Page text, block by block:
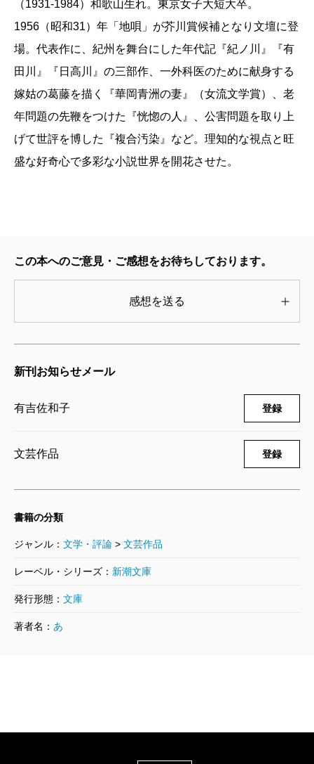
（1931-1984）和歌山生れ。東京女子大短大卒。
1956（昭和31）年「地唄」が芥川賞候補となり文壇に登
場。代表作に、紀州を舞台にした年代記『紀ノ川』『有
田川』『日高川』の三部作、一外科医のために献身する
嫁姑の葛藤を描く『華岡青洲の妻』（女流文学賞）、老
年問題の先鞭をつけた『恍惚の人』、公害問題を取り上
げて世評を博した『複合汚染』など。理知的な視点と旺
盛な好奇心で多彩な小説世界を開花させた。
この本へのご意見・ご感想をお待ちしております。
感想を送る
新刊お知らせメール
有吉佐和子 登録
文芸作品 登録
書籍の分類
ジャンル： 文学・評論 > 文芸作品
レーベル・シリーズ： 新潮文庫
発行形態： 文庫
著者名： あ